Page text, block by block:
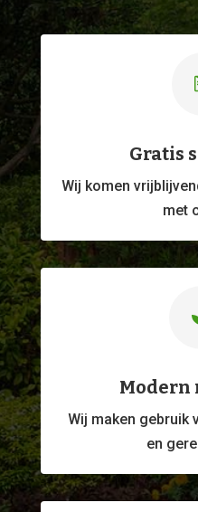
Gratis
Wij komen
met
Modern
Wij maken gebruik
en